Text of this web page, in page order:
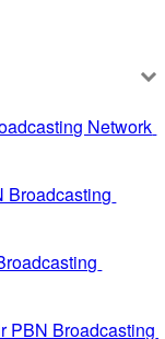
Network
Broadcasting
PBN Broadcasting